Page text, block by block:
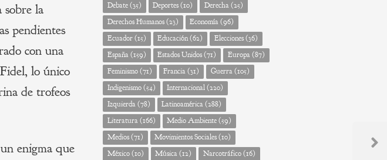
sobre la
pendientes
con una
lo único
de trofeos
enigma que
Debate(35) Deportes(10) Derecha(25)
Derechos Humanos(23) Economía(96)
Ecuador(15) Educación(62) Elecciones(36)
España(159) Estados Unidos(71) Europa(87)
Feminismo(71) Francia(31) Guerra(105)
Indigenismo(54) Internacional(220)
Izquierda(78) Latinoamérica(288)
Literatura(166) Medio Ambiente(59)
Medios(71) Movimientos Sociales(10)
México(10) Música(12) Narcotráfico(16)